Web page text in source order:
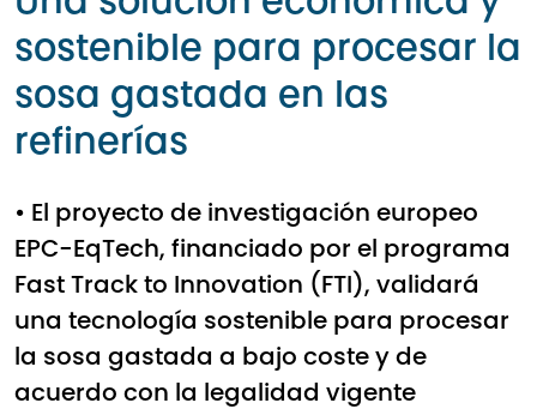
i
t
t
e
n
k
e
a
t
s
A
sostenible para procesar la
sosa gastada en las
refinerías
• El proyecto de investigación europeo
EPC-EqTech, financiado por el programa
Fast Track to Innovation (FTI), validará
una tecnología sostenible para procesar
la sosa gastada a bajo coste y de
acuerdo con la legalidad vigente